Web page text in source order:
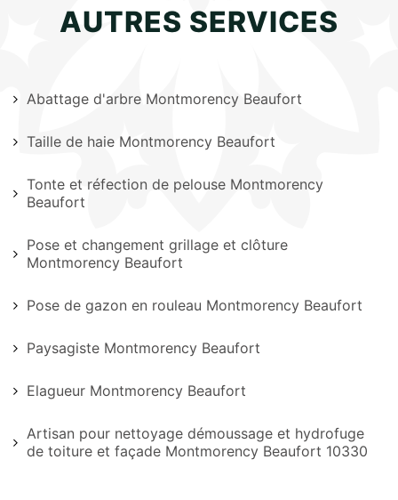
AUTRES SERVICES
Abattage d'arbre Montmorency Beaufort
Taille de haie Montmorency Beaufort
Tonte et réfection de pelouse Montmorency
Beaufort
Pose et changement grillage et clôture
Montmorency Beaufort
Pose de gazon en rouleau Montmorency Beaufort
Paysagiste Montmorency Beaufort
Elagueur Montmorency Beaufort
Artisan pour nettoyage démoussage et hydrofuge
de toiture et façade Montmorency Beaufort 10330